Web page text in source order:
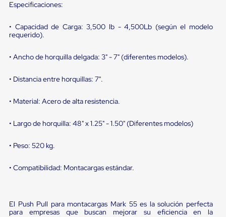
de
eléctrico
Plataformas
carga
Jaulas
Distribución
Milla
Dollies
Contenedores
Metálicos
de
Distribución
Especificaciones:
• Capacidad de Carga: 3,500 lb - 4,500Lb (según el modelo
requerido).
• Ancho de horquilla delgada: 3" - 7" (diferentes modelos).
• Distancia entre horquillas: 7".
• Material: Acero de alta resistencia.
• Largo de horquilla: 48" x 1.25" - 1.50" (Diferentes modelos)
• Peso: 520 kg.
• Compatibilidad: Montacargas estándar.
El Push Pull para montacargas Mark 55 es la solución perfecta
para empresas que buscan mejorar su eficiencia en la